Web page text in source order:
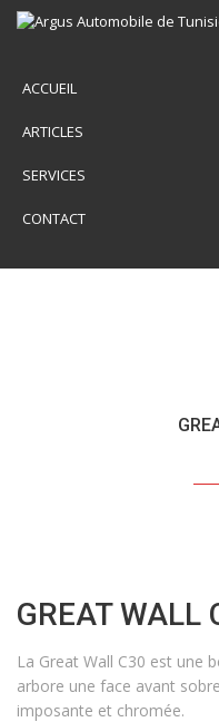
ACCUEIL
ARTICLES
SERVICES
CONTACT
GREAT WALL
La Great Wall C30 est une
arbore une face avant
imposante et chromée.